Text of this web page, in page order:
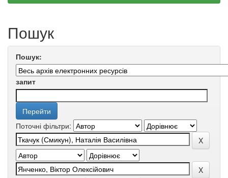
Пошук
Пошук:
запит
Поточні фільтри: